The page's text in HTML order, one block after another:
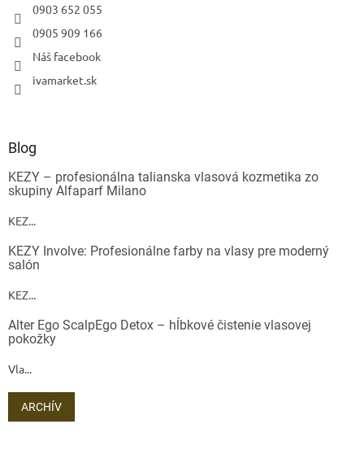
0903 652 055
0905 909 166
Náš facebook
ivamarket.sk
Blog
KEZY – profesionálna talianska vlasová kozmetika zo
skupiny Alfaparf Milano
KEZ...
KEZY Involve: Profesionálne farby na vlasy pre moderný
salón
KEZ...
Alter Ego ScalpEgo Detox – hĺbkové čistenie vlasovej
pokožky
Vla...
ARCHÍV